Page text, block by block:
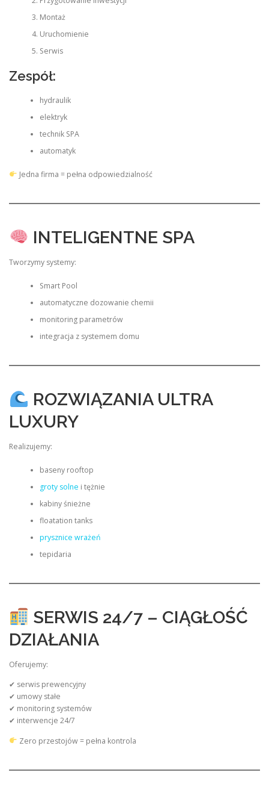
Montaż
Uruchomienie
Serwis
Zespół:
hydraulik
elektryk
technik SPA
automatyk
Jedna firma = pełna odpowiedzialność
INTELIGENTNE SPA
Tworzymy systemy:
Smart Pool
automatyczne dozowanie chemii
monitoring parametrów
integracja z systemem domu
ROZWIĄZANIA ULTRA
LUXURY
Realizujemy:
baseny rooftop
groty solne i tężnie
kabiny śnieżne
floatation tanks
prysznice wrażeń
tepidaria
SERWIS 24/7 – CIĄGŁOŚĆ
DZIAŁANIA
Oferujemy:
✔ serwis prewencyjny
✔ umowy stałe
✔ monitoring systemów
✔ interwencje 24/7
Zero przestojów = pełna kontrola